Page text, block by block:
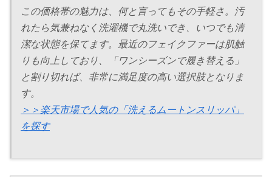
この価格帯の魅力は、何と言ってもその手軽さ。汚
れたら気兼ねなく洗濯機で丸洗いでき、いつでも清
潔な状態を保てます。最近のフェイクファーは肌触
りも向上しており、「ワンシーズンで履き替える」
と割り切れば、非常に満足度の高い選択肢となりま
す。
＞＞楽天市場で人気の「洗えるムートンスリッパ」
を探す